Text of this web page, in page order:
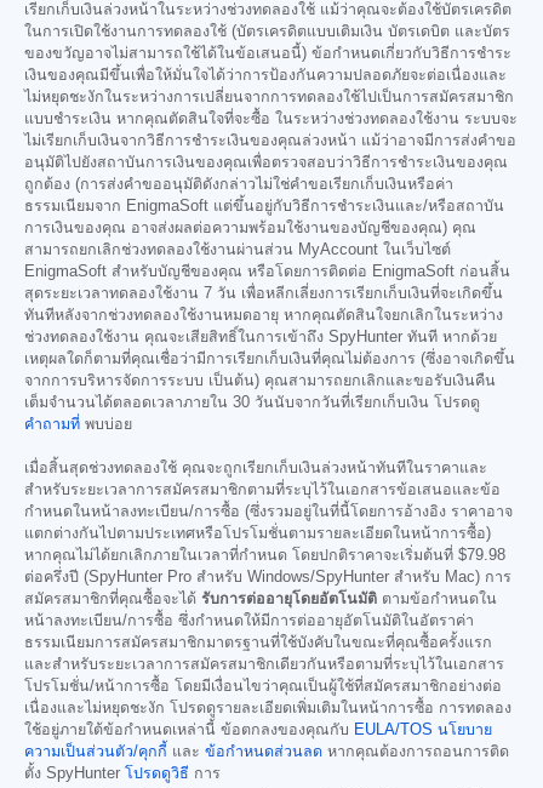
เรียกเก็บเงินล่วงหน้าในระหว่างช่วงทดลองใช้ แม้ว่าคุณจะต้องใช้บัตรเครดิต
ในการเปิดใช้งานการทดลองใช้ (บัตรเครดิตแบบเติมเงิน บัตรเดบิต และบัตร
ของขวัญอาจไม่สามารถใช้ได้ในข้อเสนอนี้) ข้อกำหนดเกี่ยวกับวิธีการชำระ
เงินของคุณมีขึ้นเพื่อให้มั่นใจได้ว่าการป้องกันความปลอดภัยจะต่อเนื่องและ
ไม่หยุดชะงักในระหว่างการเปลี่ยนจากการทดลองใช้ไปเป็นการสมัครสมาชิก
แบบชำระเงิน หากคุณตัดสินใจที่จะซื้อ ในระหว่างช่วงทดลองใช้งาน ระบบจะ
ไม่เรียกเก็บเงินจากวิธีการชำระเงินของคุณล่วงหน้า แม้ว่าอาจมีการส่งคำขอ
อนุมัติไปยังสถาบันการเงินของคุณเพื่อตรวจสอบว่าวิธีการชำระเงินของคุณ
ถูกต้อง (การส่งคำขออนุมัติดังกล่าวไม่ใช่คำขอเรียกเก็บเงินหรือค่า
ธรรมเนียมจาก EnigmaSoft แต่ขึ้นอยู่กับวิธีการชำระเงินและ/หรือสถาบัน
การเงินของคุณ อาจส่งผลต่อความพร้อมใช้งานของบัญชีของคุณ) คุณ
สามารถยกเลิกช่วงทดลองใช้งานผ่านส่วน MyAccount ในเว็บไซต์
EnigmaSoft สำหรับบัญชีของคุณ หรือโดยการติดต่อ EnigmaSoft ก่อนสิ้น
สุดระยะเวลาทดลองใช้งาน 7 วัน เพื่อหลีกเลี่ยงการเรียกเก็บเงินที่จะเกิดขึ้น
ทันทีหลังจากช่วงทดลองใช้งานหมดอายุ หากคุณตัดสินใจยกเลิกในระหว่าง
ช่วงทดลองใช้งาน คุณจะเสียสิทธิ์ในการเข้าถึง SpyHunter ทันที หากด้วย
เหตุผลใดก็ตามที่คุณเชื่อว่ามีการเรียกเก็บเงินที่คุณไม่ต้องการ (ซึ่งอาจเกิดขึ้น
จากการบริหารจัดการระบบ เป็นต้น) คุณสามารถยกเลิกและขอรับเงินคืน
เต็มจำนวนได้ตลอดเวลาภายใน 30 วันนับจากวันที่เรียกเก็บเงิน โปรดดู
คำถามที่ พบบ่อย
เมื่อสิ้นสุดช่วงทดลองใช้ คุณจะถูกเรียกเก็บเงินล่วงหน้าทันทีในราคาและ
สำหรับระยะเวลาการสมัครสมาชิกตามที่ระบุไว้ในเอกสารข้อเสนอและข้อ
กำหนดในหน้าลงทะเบียน/การซื้อ (ซึ่งรวมอยู่ในที่นี้โดยการอ้างอิง ราคาอาจ
แตกต่างกันไปตามประเทศหรือโปรโมชั่นตามรายละเอียดในหน้าการซื้อ)
หากคุณไม่ได้ยกเลิกภายในเวลาที่กำหนด โดยปกติราคาจะเริ่มต้นที่ $79.98
ต่อครึ่งปี (SpyHunter Pro สำหรับ Windows/SpyHunter สำหรับ Mac) การ
สมัครสมาชิกที่คุณซื้อจะได้ รับการต่ออายุโดยอัตโนมัติ ตามข้อกำหนดใน
หน้าลงทะเบียน/การซื้อ ซึ่งกำหนดให้มีการต่ออายุอัตโนมัติในอัตราค่า
ธรรมเนียมการสมัครสมาชิกมาตรฐานที่ใช้บังคับในขณะที่คุณซื้อครั้งแรก
และสำหรับระยะเวลาการสมัครสมาชิกเดียวกันหรือตามที่ระบุไว้ในเอกสาร
โปรโมชั่น/หน้าการซื้อ โดยมีเงื่อนไขว่าคุณเป็นผู้ใช้ที่สมัครสมาชิกอย่างต่อ
เนื่องและไม่หยุดชะงัก โปรดดูรายละเอียดเพิ่มเติมในหน้าการซื้อ การทดลอง
ใช้อยู่ภายใต้ข้อกำหนดเหล่านี้ ข้อตกลงของคุณกับ EULA/TOS นโยบาย
ความเป็นส่วนตัว/คุกกี้ และ ข้อกำหนดส่วนลด หากคุณต้องการถอนการติด
ตั้ง SpyHunter โปรดดูวิธี การ